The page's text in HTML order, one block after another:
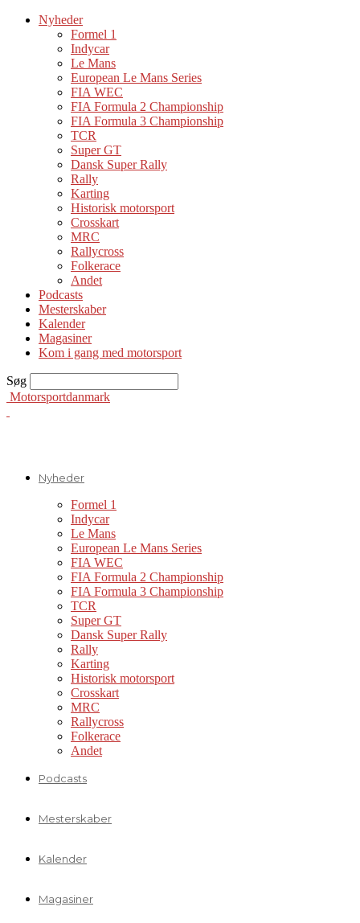
Nyheder
Formel 1
Indycar
Le Mans
European Le Mans Series
FIA WEC
FIA Formula 2 Championship
FIA Formula 3 Championship
TCR
Super GT
Dansk Super Rally
Rally
Karting
Historisk motorsport
Crosskart
MRC
Rallycross
Folkerace
Andet
Podcasts
Mesterskaber
Kalender
Magasiner
Kom i gang med motorsport
Søg
Motorsportdanmark
Nyheder
Formel 1
Indycar
Le Mans
European Le Mans Series
FIA WEC
FIA Formula 2 Championship
FIA Formula 3 Championship
TCR
Super GT
Dansk Super Rally
Rally
Karting
Historisk motorsport
Crosskart
MRC
Rallycross
Folkerace
Andet
Podcasts
Mesterskaber
Kalender
Magasiner